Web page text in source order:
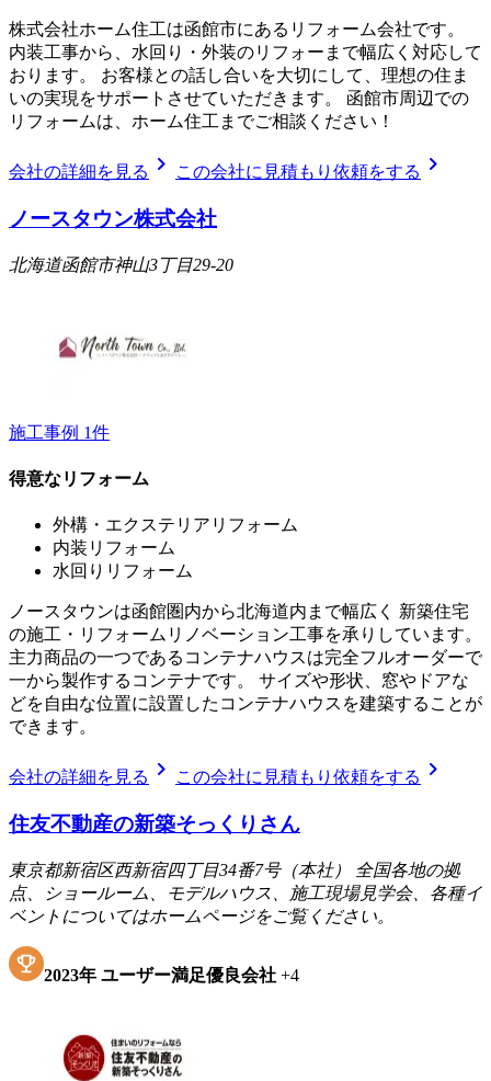
株式会社ホーム住工は函館市にあるリフォーム会社です。
内装工事から、水回り・外装のリフォーまで幅広く対応して
おります。 お客様との話し合いを大切にして、理想の住ま
いの実現をサポートさせていただきます。 函館市周辺での
リフォームは、ホーム住工までご相談ください！
会社の詳細を見る chevron_right この会社に見積もり依頼をする chevron_right
ノースタウン株式会社
北海道函館市神山3丁目29-20
施工事例 1件
得意なリフォーム
外構・エクステリアリフォーム
内装リフォーム
水回りリフォーム
ノースタウンは函館圏内から北海道内まで幅広く 新築住宅
の施工・リフォームリノベーション工事を承りしています。
主力商品の一つであるコンテナハウスは完全フルオーダーで
一から製作するコンテナです。 サイズや形状、窓やドアな
どを自由な位置に設置したコンテナハウスを建築することが
できます。
会社の詳細を見る chevron_right この会社に見積もり依頼をする chevron_right
住友不動産の新築そっくりさん
東京都新宿区西新宿四丁目34番7号（本社） 全国各地の拠
点、ショールーム、モデルハウス、施工現場見学会、各種イ
ベントについてはホームページをご覧ください。
2023年 ユーザー満足優良会社 +4